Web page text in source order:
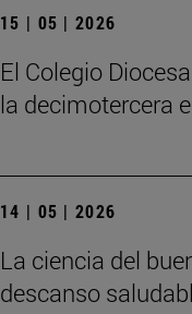
15 | 05 | 2026
El Colegio
la decimotercera
14 | 05 | 2026
La ciencia del
descanso